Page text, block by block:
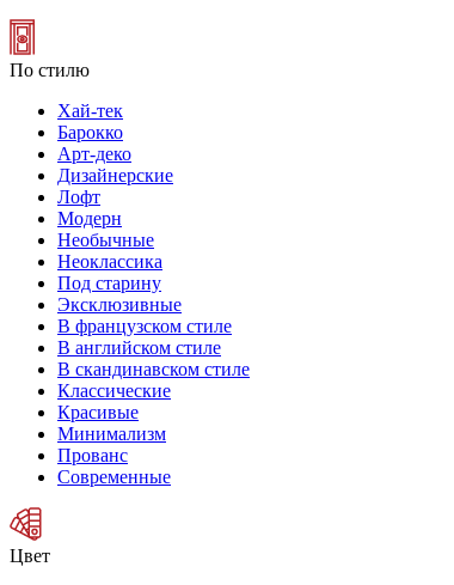
По стилю
Хай-тек
Барокко
Арт-деко
Дизайнерские
Лофт
Модерн
Необычные
Неоклассика
Под старину
Эксклюзивные
В французском стиле
В английском стиле
В скандинавском стиле
Классические
Красивые
Минимализм
Прованс
Современные
Цвет